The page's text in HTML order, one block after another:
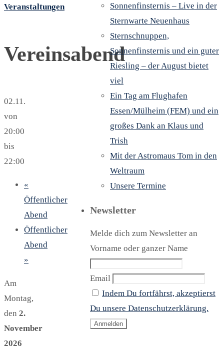
Veranstaltungen
Vereinsabend
02.11.
von
20:00
bis
22:00
«
Öffentlicher
Abend
Öffentlicher
Abend
»
Am
Montag,
den 2.
November
2026
Sonnenfinsternis – Live in der
Sternwarte Neuenhaus
Sternschnuppen,
Sonnenfinsternis und ein guter
Riesling – der August bietet
viel
Ein Tag am Flughafen
Essen/Mülheim (FEM) und ein
großes Dank an Klaus und
Trish
Mit der Astromaus Tom in den
Weltraum
Unsere Termine
Newsletter
Melde dich zum Newsletter an
Vorname oder ganzer Name
Email
Indem Du fortfährst, akzeptierst
Du unsere Datenschutzerklärung.